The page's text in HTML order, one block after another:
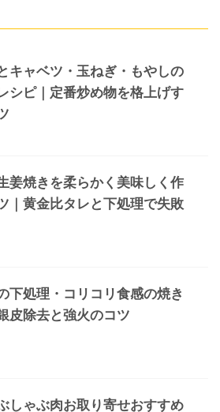
キャベツ・玉ねぎ・もやしの
シピ｜定番炒め物を格上げす
姜焼きを柔らかく美味しく作
｜黄金比タレと下処理で失敗
下処理・コリコリ食感の焼き
皮除去と強火のコツ
しゃぶ肉お取り寄せおすすめ